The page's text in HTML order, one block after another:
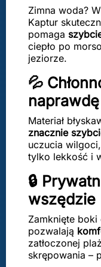
Zimna woda?
Kaptur
pomaga
ciepło po
jeziorze.
💦
naprawdę
Materiał
znacznie
uczucia
tylko lekkość i
🔒
wszędzie
Zamknięte boki
pozwalają
zatłoczonej
skrępowania –